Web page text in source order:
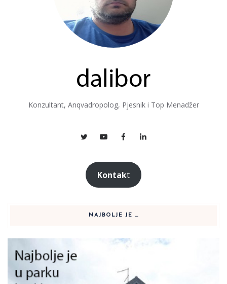
Konzultant, Anqvadropolog, Pjesnik i Top Menadžer
Kontakt
NAJBOLJE JE …